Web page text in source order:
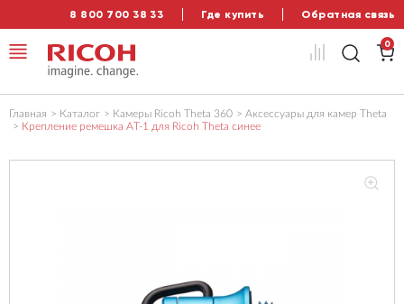
8 800 700 38 33 Где купить Обратная связь
0
Главная Каталог Камеры Ricoh Theta 360
Аксессуары для камер Theta
Крепление ремешка AT-1 для Ricoh Theta синее